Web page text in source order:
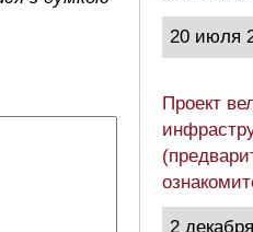
20 июля
Проект
2 декабря